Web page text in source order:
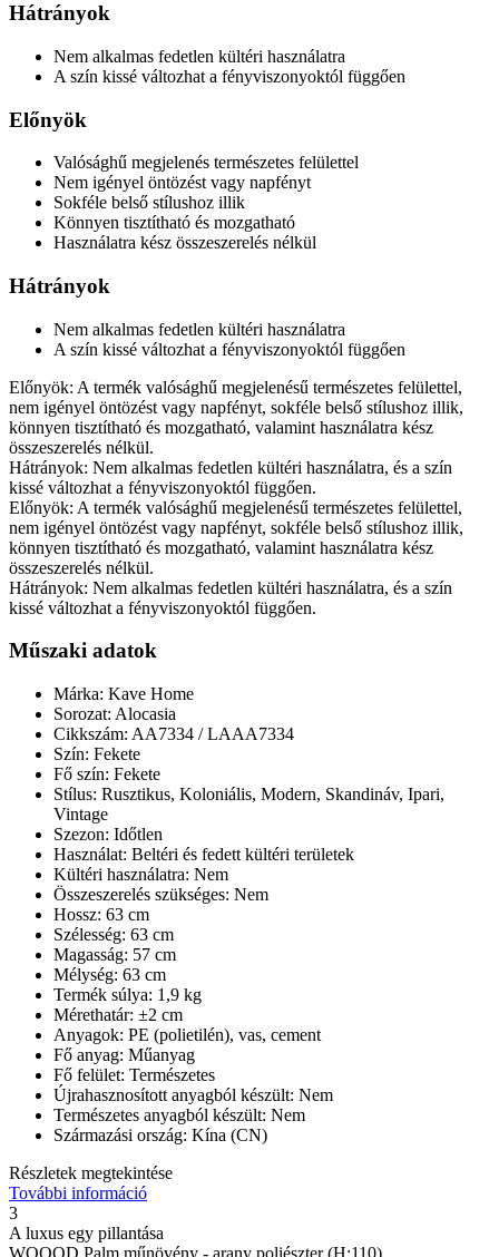
Hátrányok
Nem alkalmas fedetlen kültéri használatra
A szín kissé változhat a fényviszonyoktól függően
Előnyök
Valósághű megjelenés természetes felülettel
Nem igényel öntözést vagy napfényt
Sokféle belső stílushoz illik
Könnyen tisztítható és mozgatható
Használatra kész összeszerelés nélkül
Hátrányok
Nem alkalmas fedetlen kültéri használatra
A szín kissé változhat a fényviszonyoktól függően
Előnyök: A termék valósághű megjelenésű természetes felülettel,
nem igényel öntözést vagy napfényt, sokféle belső stílushoz illik,
könnyen tisztítható és mozgatható, valamint használatra kész
összeszerelés nélkül.
Hátrányok: Nem alkalmas fedetlen kültéri használatra, és a szín
kissé változhat a fényviszonyoktól függően.
Előnyök: A termék valósághű megjelenésű természetes felülettel,
nem igényel öntözést vagy napfényt, sokféle belső stílushoz illik,
könnyen tisztítható és mozgatható, valamint használatra kész
összeszerelés nélkül.
Hátrányok: Nem alkalmas fedetlen kültéri használatra, és a szín
kissé változhat a fényviszonyoktól függően.
Műszaki adatok
Márka: Kave Home
Sorozat: Alocasia
Cikkszám: AA7334 / LAAA7334
Szín: Fekete
Fő szín: Fekete
Stílus: Rusztikus, Koloniális, Modern, Skandináv, Ipari,
Vintage
Szezon: Időtlen
Használat: Beltéri és fedett kültéri területek
Kültéri használatra: Nem
Összeszerelés szükséges: Nem
Hossz: 63 cm
Szélesség: 63 cm
Magasság: 57 cm
Mélység: 63 cm
Termék súlya: 1,9 kg
Mérethatár: ±2 cm
Anyagok: PE (polietilén), vas, cement
Fő anyag: Műanyag
Fő felület: Természetes
Újrahasznosított anyagból készült: Nem
Természetes anyagból készült: Nem
Származási ország: Kína (CN)
Részletek megtekintése
További információ
3
A luxus egy pillantása